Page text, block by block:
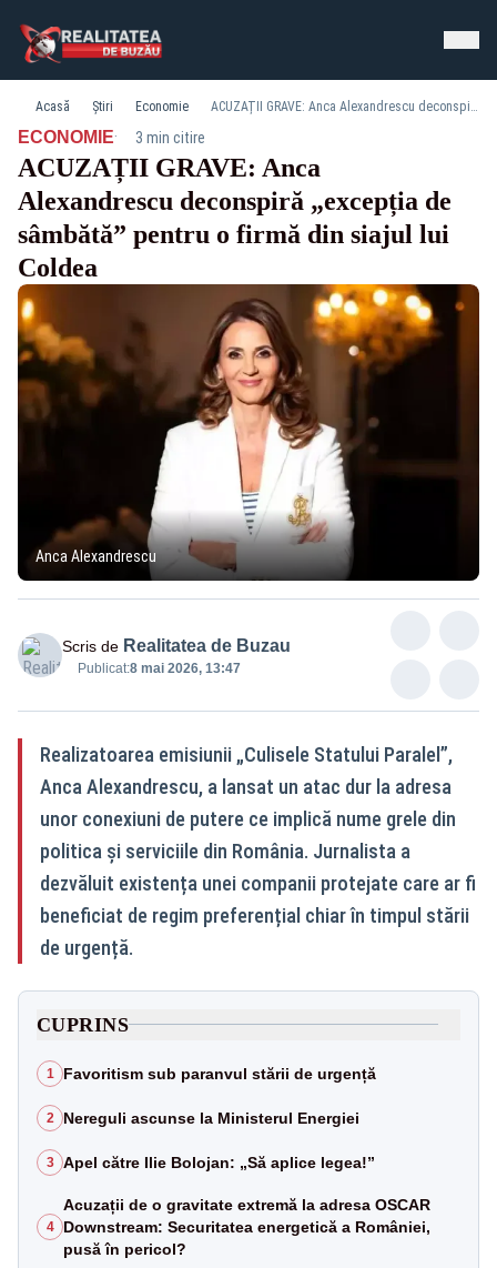
Acasă Știri Economie ACUZAȚII GRAVE: Anca Alexandrescu deconspiră „excepția de sâmbătă” pentru o firmă din siajul lui Coldea
ECONOMIE· 3 min citire
ACUZAȚII GRAVE: Anca
Alexandrescu deconspiră „excepția de
sâmbătă” pentru o firmă din siajul lui
Coldea
Anca Alexandrescu
Scris de Realitatea de Buzau
Publicat:8 mai 2026, 13:47
Realizatoarea emisiunii „Culisele Statului Paralel”,
Anca Alexandrescu, a lansat un atac dur la adresa
unor conexiuni de putere ce implică nume grele din
politica și serviciile din România. Jurnalista a
dezvăluit existența unei companii protejate care ar fi
beneficiat de regim preferențial chiar în timpul stării
de urgență.
CUPRINS
1 Favoritism sub paranvul stării de urgență
2 Nereguli ascunse la Ministerul Energiei
3 Apel către Ilie Bolojan: „Să aplice legea!”
4
Acuzații de o gravitate extremă la adresa OSCAR
Downstream: Securitatea energetică a României,
pusă în pericol?